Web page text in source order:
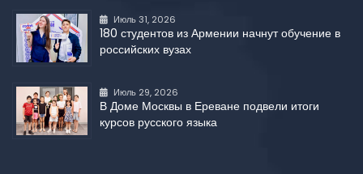
Июль 31, 2026
180 студентов из Армении начнут обучение в
российских вузах
Июль 29, 2026
В Доме Москвы в Ереване подвели итоги
курсов русского языка